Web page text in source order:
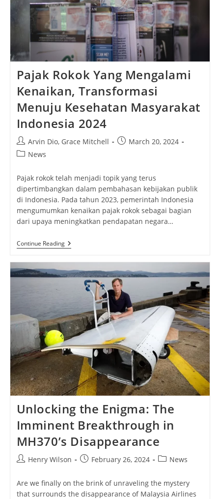
Pajak Rokok Yang Mengalami
Kenaikan, Transformasi
Menuju Kesehatan Masyarakat
Indonesia 2024
Post
author:
Arvin Dio, Grace Mitchell
PostMarch 20, 2024
PostNews
Pajak rokok telah menjadi topik yang terus
dipertimbangkan dalam pembahasan kebijakan publik
di Indonesia. Pada tahun 2023, pemerintah Indonesia
mengumumkan kenaikan pajak rokok sebagai bagian
dari upaya meningkatkan pendapatan negara…
Continue ReadingPajak
Rokok
Kenaikan,
Transformasi
Menuju
Kesehatan
Masyarakat
Indonesia
2024
Unlocking the Enigma: The
Imminent Breakthrough in
MH370’s Disappearance
PostHenry Wilson
PostFebruary 26, 2024
PostNews
Are we finally on the brink of unraveling the mystery
that surrounds the disappearance of Malaysia Airlines